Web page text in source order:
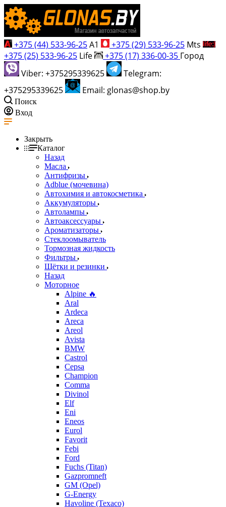
+375 (44) 533-96-25A1 +375 (29) 533-96-25 Mts
+375 (25) 533-96-25 Life +375 (17) 336-00-35 Город
Viber: +375295339625
Telegram:
+375295339625
Email: glonas@shop.by
Поиск
Вход
Закрыть
Каталог
Назад
Масла
Антифризы
Adblue (мочевина)
Автохимия и автокосметика
Аккумуляторы
Автолампы
Автоаксессуары
Ароматизаторы
Стеклоомыватель
Тормозная жидкость
Фильтры
Щётки и резинки
Назад
Моторное
Alpine 🔥
Aral
Ardeca
Areca
Areol
Avista
BMW
Castrol
Cepsa
Champion
Comma
Divinol
Elf
Eni
Eneos
Eurol
Favorit
Febi
Ford
Fuchs (Titan)
Gazpromneft
GM (Opel)
G-Energy
Havoline (Texaco)